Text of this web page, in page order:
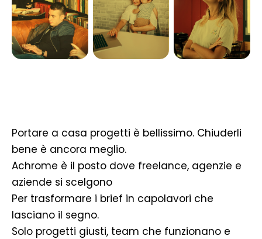
Portare a casa progetti è bellissimo. Chiuderli
bene è ancora meglio.
Achrome è il posto dove freelance, agenzie e
aziende si scelgono
Per trasformare i brief in capolavori che
lasciano il segno.
Solo progetti giusti, team che funzionano e